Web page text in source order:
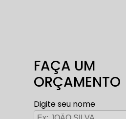
FAÇA UM
ORÇAMENTO
Digite seu nome